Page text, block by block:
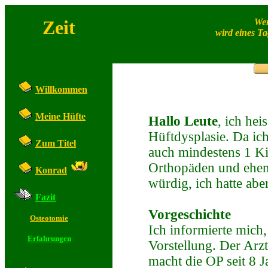
Zeit
wird eines
Willkommen
Meine Hüfte
Zum Titel
Konrad
Fazit
Osteotomie
Erfahrungen
Hallo Leute, ich
Hüftdysplasie. Da
auch mindestens 1
Orthopäden und
würdig, ich hatte
Vorgeschichte
Ich informierte
Vorstellung. Der
macht die OP seit 8